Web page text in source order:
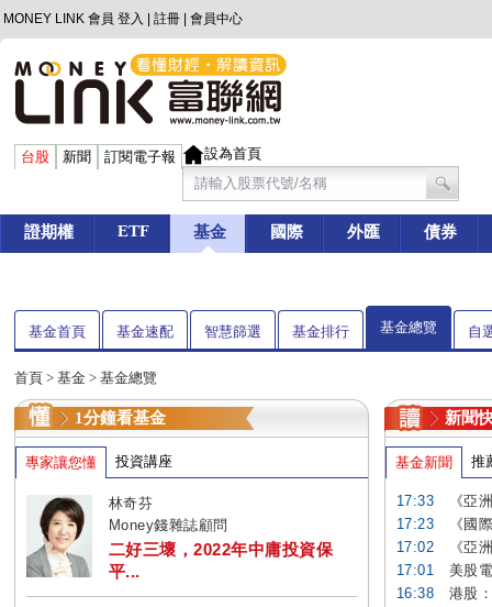
MONEY LINK 會員 登入 註冊 會員中心
台股 新聞 訂閱電子報 設為首頁
證期權 ETF 基金 國際 外匯 債券
基金首頁 基金速配 智慧篩選 基金排行 基金總覽 自
首頁 > 基金 > 基金總覽
1分鐘看基金
專家讓您懂 投資講座
林奇芬
Money錢雜誌顧問
二好三壞，2022年中庸投資保
平...
新聞
基金新聞 推
17:33
《亞
17:23
《國
17:02
《亞
17:01
美股
16:38
港股